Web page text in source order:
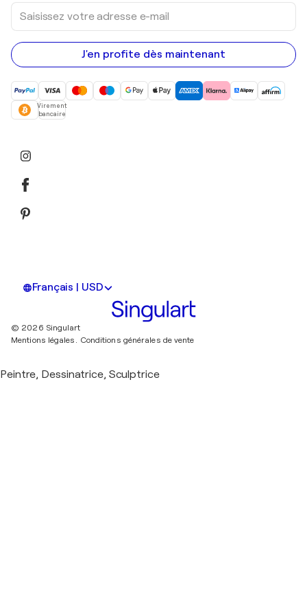
Saisissez
votre
adresse
e-
mail
J'en profite dès maintenant
Virement
bancaire
Français | USD
© 2026 Singulart
Mentions légales. Conditions générales de vente
Peintre, Dessinatrice, Sculptrice